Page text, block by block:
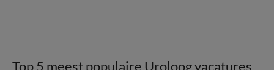
Top 5 meest populaire Uroloog vacatures